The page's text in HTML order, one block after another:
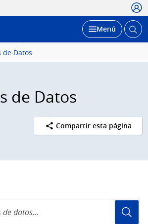
Desplegar
Menú Abrir
de Datos
de Datos
Compartir esta página